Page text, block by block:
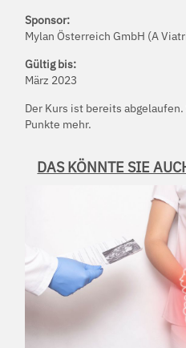
Sponsor:
Mylan Österreich GmbH (A
Gültig bis:
März 2023
Der Kurs ist bereits
Punkte mehr.
DAS KÖNNTE SIE